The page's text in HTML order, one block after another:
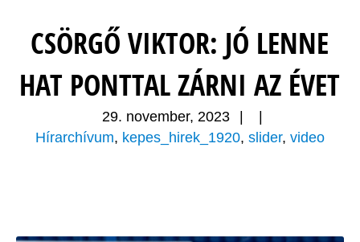
CSÖRGŐ VIKTOR: JÓ LENNE
HAT PONTTAL ZÁRNI AZ ÉVET
29. november, 2023
Hírarchívum, kepes_hirek_1920, slider, video